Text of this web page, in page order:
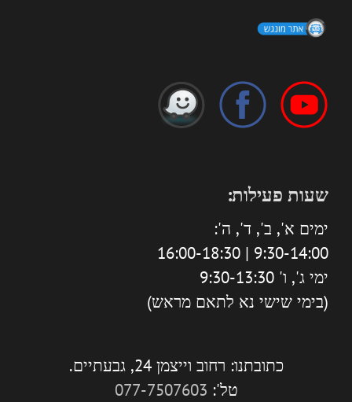
שעות פעילות:
ימים א', ב', ד', ה':
9:30-14:00 | 16:00-18:30
ימי ג', ו' 9:30-13:30
(בימי שישי נא לתאם מראש)
כתובתנו: רחוב וייצמן 24, גבעתיים.
טל': 077-7507603